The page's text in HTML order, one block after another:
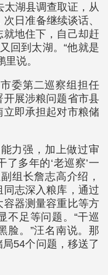
太湖县调查取证，从
日准备继续谈话、
地住下，自己却赶
回到太湖。“他就是
说。
委第二巡察组担任
展涉粮问题省市县
即承担起对市粮储
力强，加上做过审
多年的‘老巡察’一
组长詹志高介绍，
志深入粮库，通过
器测量容重比等方
不足等问题。“干巡
脸。”汪名南说。那
54个问题，移送了